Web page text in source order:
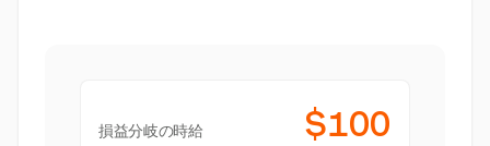
損益分岐の時給 $100